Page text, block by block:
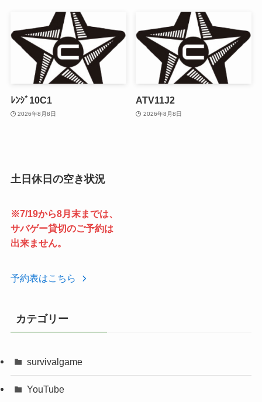
ﾚﾝｼﾞ10C1
2026年8月8日
ATV11J2
2026年8月8日
土日休日の空き状況
※7/19から8月末までは、
サバゲー貸切のご予約は
出来ません。
予約表はこちら
カテゴリー
survivalgame
YouTube